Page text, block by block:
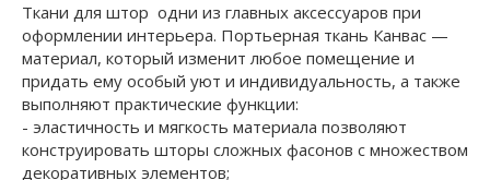
Ткани для штор одни из главных аксессуаров при
оформлении интерьера. Портьерная ткань Канвас —
материал, который изменит любое помещение и
придать ему особый уют и индивидуальность, а также
выполняют практические функции:
- эластичность и мягкость материала позволяют
конструировать шторы сложных фасонов с множеством
декоративных элементов;